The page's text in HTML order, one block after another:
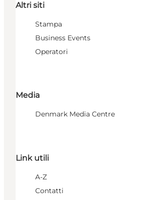
Altri siti
Stampa
Business Events
Operatori
Media
Denmark Media Centre
Link utili
A-Z
Contatti